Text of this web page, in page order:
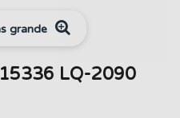
grande
LQ-2090